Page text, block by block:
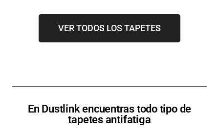
VER TODOS LOS TAPETES
En Dustlink encuentras todo tipo de
tapetes antifatiga